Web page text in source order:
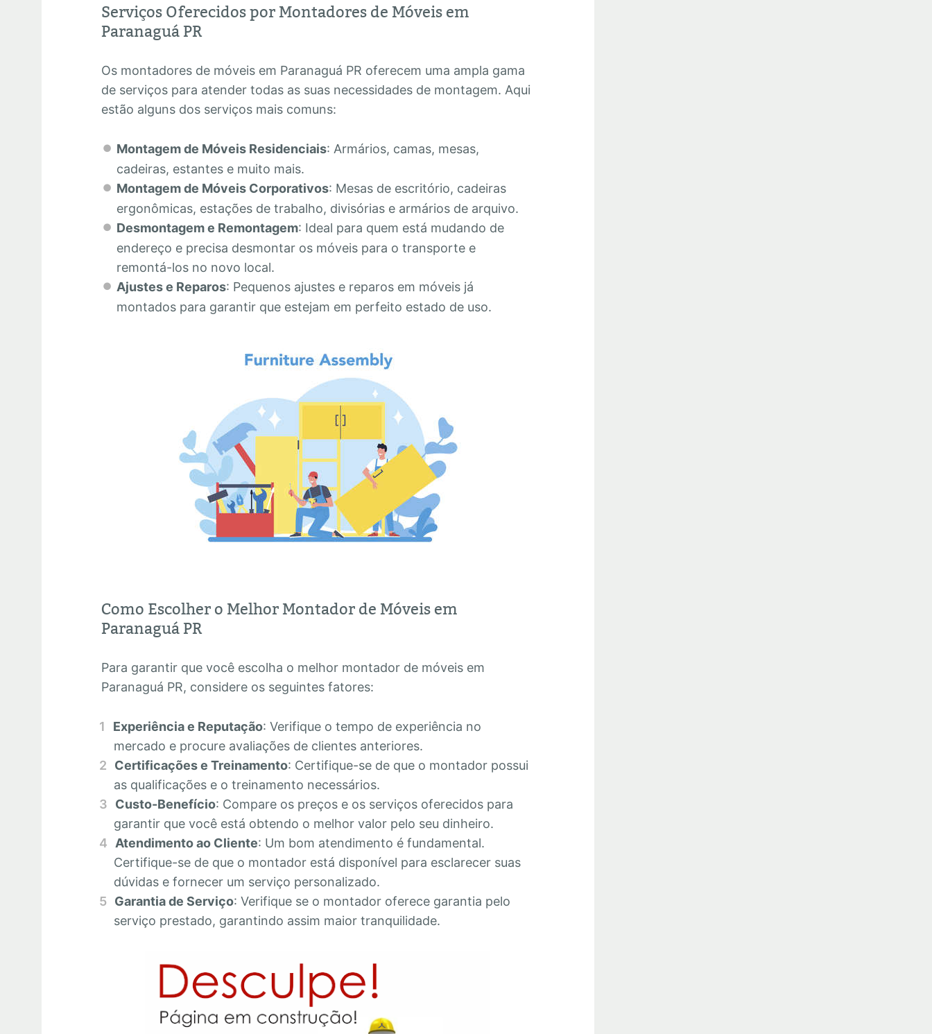
Serviços Oferecidos por Montadores de Móveis em
Paranaguá PR
Os montadores de móveis em Paranaguá PR oferecem uma ampla gama
de serviços para atender todas as suas necessidades de montagem. Aqui
estão alguns dos serviços mais comuns:
Montagem de Móveis Residenciais: Armários, camas, mesas,
cadeiras, estantes e muito mais.
Montagem de Móveis Corporativos: Mesas de escritório, cadeiras
ergonômicas, estações de trabalho, divisórias e armários de arquivo.
Desmontagem e Remontagem: Ideal para quem está mudando de
endereço e precisa desmontar os móveis para o transporte e
remontá-los no novo local.
Ajustes e Reparos: Pequenos ajustes e reparos em móveis já
montados para garantir que estejam em perfeito estado de uso.
Como Escolher o Melhor Montador de Móveis em
Paranaguá PR
Para garantir que você escolha o melhor montador de móveis em
Paranaguá PR, considere os seguintes fatores:
Experiência e Reputação: Verifique o tempo de experiência no
mercado e procure avaliações de clientes anteriores.
Certificações e Treinamento: Certifique-se de que o montador possui
as qualificações e o treinamento necessários.
Custo-Benefício: Compare os preços e os serviços oferecidos para
garantir que você está obtendo o melhor valor pelo seu dinheiro.
Atendimento ao Cliente: Um bom atendimento é fundamental.
Certifique-se de que o montador está disponível para esclarecer suas
dúvidas e fornecer um serviço personalizado.
Garantia de Serviço: Verifique se o montador oferece garantia pelo
serviço prestado, garantindo assim maior tranquilidade.